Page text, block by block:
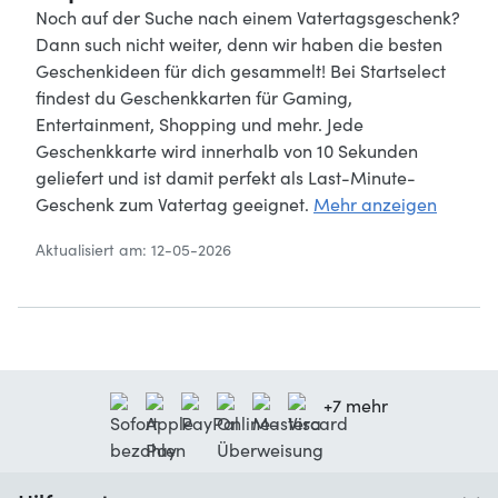
Noch auf der Suche nach einem Vatertagsgeschenk?
Dann such nicht weiter, denn wir haben die besten
Geschenkideen für dich gesammelt! Bei Startselect
findest du Geschenkkarten für Gaming,
Entertainment, Shopping und mehr. Jede
Geschenkkarte wird innerhalb von 10 Sekunden
geliefert und ist damit perfekt als Last-Minute-
Geschenk zum Vatertag geeignet. Mehr anzeigen
Aktualisiert am: 12-05-2026
+7 mehr